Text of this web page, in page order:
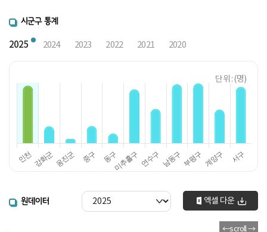
시군구 통계
2025 2024 2023 2022 2021 2020
단위 : (명)
원데이터 엑셀 다운